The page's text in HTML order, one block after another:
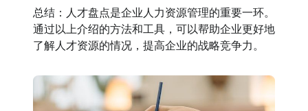
总结：人才盘点是企业人力资源管理的重要一环。
通过以上介绍的方法和工具，可以帮助企业更好地
了解人才资源的情况，提高企业的战略竞争力。